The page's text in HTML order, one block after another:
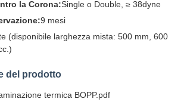
la Corona:Single o Double, ≥ 38dyne
9 mesi
(disponibile larghezza mista: 500 mm, 600
del prodotto
termica BOPP.pdf